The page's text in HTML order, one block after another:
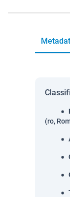
(ro,